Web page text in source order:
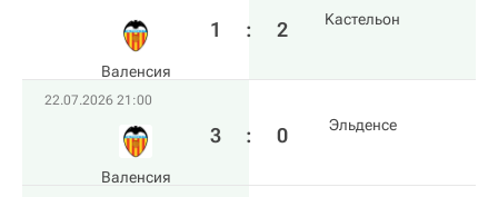
Валенсия
1 : 2 Kастельон
22.07.2026 21:00
Валенсия
3 : 0 Эльденсе